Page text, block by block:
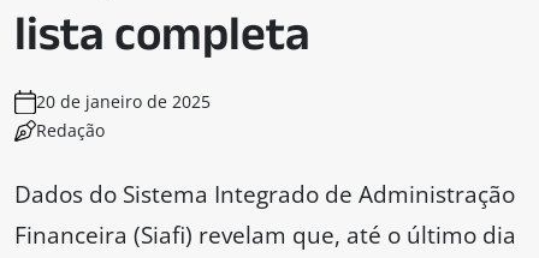
lista completa
20 de janeiro de 2025
Redação
Dados do Sistema Integrado de Administração
Financeira (Siafi) revelam que, até o último dia